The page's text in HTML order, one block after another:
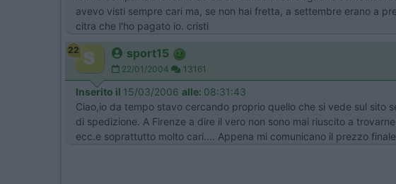
avevo visti sempre cari ma, se non hai fretta, a settembre erano a
citra che l'ho pagato io. cristi
22 sport15
22/01/2004 13161
Inserito il 15/03/2006 alle: 08:31:43
Ciao,io da tempo stavo cercando proprio quello che si vede sul sito
di spedizione. A Firenze a dire il vero non sono mai riuscito a
ecc.e soprattutto molto cari.... Appena mi comunicano il prezzo